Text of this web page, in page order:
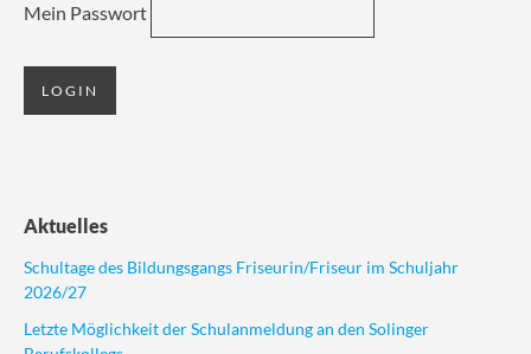
Mein Passwort
Aktuelles
Schultage des Bildungsgangs Friseurin/Friseur im Schuljahr
2026/27
Letzte Möglichkeit der Schulanmeldung an den Solinger